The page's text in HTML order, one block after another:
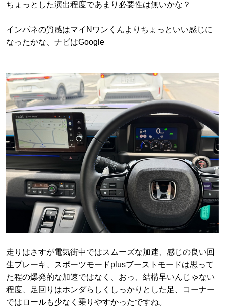
ちょっとした演出程度であまり必要性は無いかな？
インパネの質感はマイNワンくんよりちょっといい感じに
なったかな、ナビはGoogle
走りはさすが電気街中ではスムーズな加速、感じの良い回
生ブレーキ、スポーツモードplusブーストモードは思って
た程の爆発的な加速ではなく、おっ、結構早いんじゃない
程度、足回りはホンダらしくしっかりとした足、コーナー
ではロールも少なく乗りやすかったですね。